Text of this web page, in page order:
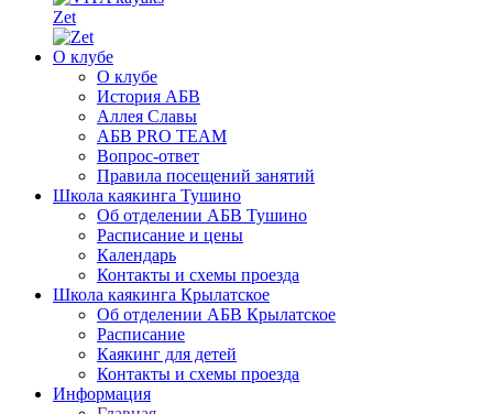
Zet
О клубе
О клубе
История АБВ
Аллея Славы
АБВ PRO TEAM
Вопрос-ответ
Правила посещений занятий
Школа каякинга Тушино
Об отделении АБВ Тушино
Расписание и цены
Календарь
Контакты и схемы проезда
Школа каякинга Крылатское
Об отделении АБВ Крылатское
Расписание
Каякинг для детей
Контакты и схемы проезда
Информация